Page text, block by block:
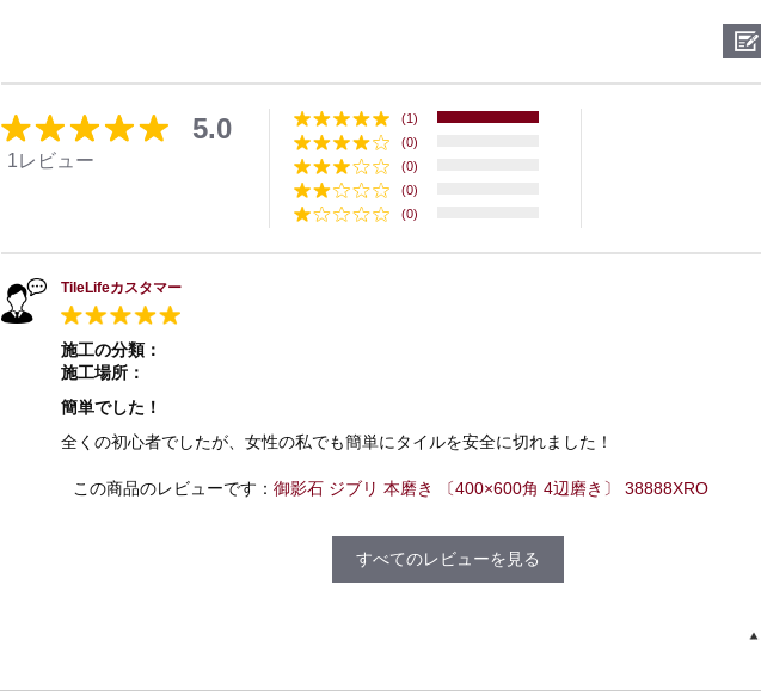
5.0
1レビュー
(1)
(0)
(0)
(0)
(0)
TileLifeカスタマー
施工の分類：
施工場所：
簡単でした！
全くの初心者でしたが、女性の私でも簡単にタイルを安全に切れました！
この商品のレビューです： 御影石 ジブリ 本磨き 〔400×600角 4辺磨き〕 38888XRO
すべてのレビューを見る